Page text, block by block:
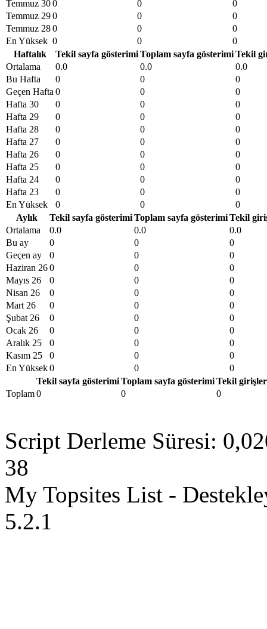
Temmuz 300 0
0
Temmuz 290 0
0
Temmuz 280 0
0
En Yüksek 0 0
0
Haftalık
Tekil sayfa gösterimiToplam sayfa gösterimiTekil
Ortalama
0.0 0.0
0.0
Bu Hafta
0 0
0
Geçen Hafta 0 0
0
Hafta 30
0 0
0
Hafta 29
0 0
0
Hafta 28
0 0
0
Hafta 27
0 0
0
Hafta 26
0 0
0
Hafta 25
0 0
0
Hafta 24
0 0
0
Hafta 23
0 0
0
En Yüksek
0 0
0
Aylık
Tekil sayfa gösterimiToplam sayfa gösterimiTekil
Ortalama
0.0 0.0
0.0
Bu ay
0 0
0
Geçen ay
0 0
0
Haziran 260 0
0
Mayıs 26
0 0
0
Nisan 26
0 0
0
Mart 26
0 0
0
Şubat 26
0 0
0
Ocak 26
0 0
0
Aralık 25
0 0
0
Kasım 25
0 0
0
En Yüksek0 0
0
Tekil sayfa gösterimiToplam sayfa gösterimiTekil girişler
Toplam0 0 0
Script Derleme Süresi:
38
My Topsites List -
5.2.1